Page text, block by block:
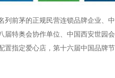
列前茅的正规民营连锁品牌企业、
届特奥会协作单位、中国西安世园
置指定爱心店，第十六届中国品牌